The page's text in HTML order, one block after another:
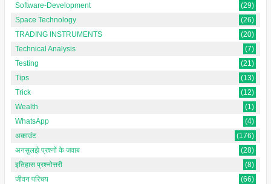
Software-Development
(29)
Space Technology
(26)
TRADING INSTRUMENTS
(20)
Technical Analysis
(7)
Testing
(21)
Tips
(13)
Trick
(12)
Wealth
(1)
WhatsApp
(4)
अकाउंट
(176)
अनसुलझे प्रश्नों के जवाब
(28)
इतिहास प्रश्नोत्तरी
(8)
जीवन परिचय
(66)